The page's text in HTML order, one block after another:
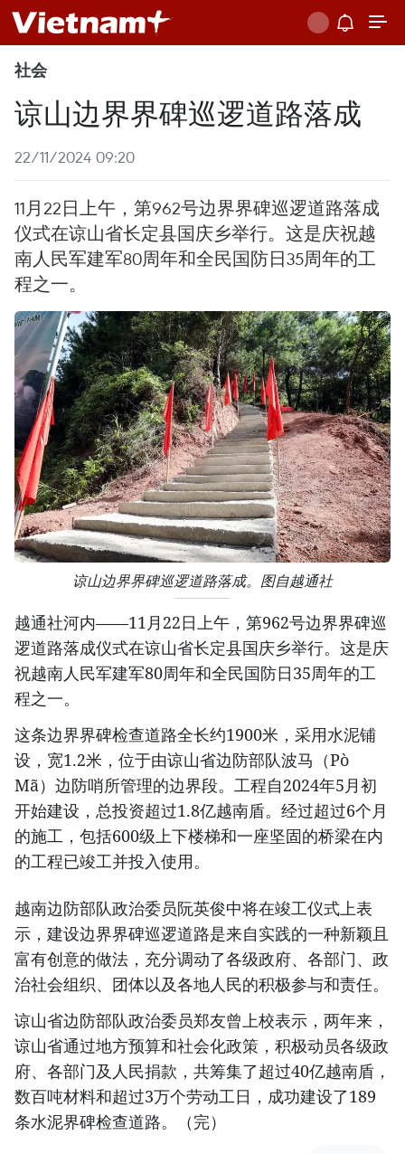
社会
谅山边界界碑巡逻道路落成
22/11/2024 09:20
11月22日上午，第962号边界界碑巡逻道路落成
仪式在谅山省长定县国庆乡举行。这是庆祝越
南人民军建军80周年和全民国防日35周年的工
程之一。
谅山边界界碑巡逻道路落成。图自越通社
越通社河内——11月22日上午，第962号边界界碑巡
逻道路落成仪式在谅山省长定县国庆乡举行。这是庆
祝越南人民军建军80周年和全民国防日35周年的工
程之一。
这条边界界碑检查道路全长约1900米，采用水泥铺
设，宽1.2米，位于由谅山省边防部队波马（Pò
Mã）边防哨所管理的边界段。工程自2024年5月初
开始建设，总投资超过1.8亿越南盾。经过超过6个月
的施工，包括600级上下楼梯和一座坚固的桥梁在内
的工程已竣工并投入使用。
越南边防部队政治委员阮英俊中将在竣工仪式上表
示，建设边界界碑巡逻道路是来自实践的一种新颖且
富有创意的做法，充分调动了各级政府、各部门、政
治社会组织、团体以及各地人民的积极参与和责任。
谅山省边防部队政治委员郑友曾上校表示，两年来，
谅山省通过地方预算和社会化政策，积极动员各级政
府、各部门及人民捐款，共筹集了超过40亿越南盾，
数百吨材料和超过3万个劳动工日，成功建设了189
条水泥界碑检查道路。（完）